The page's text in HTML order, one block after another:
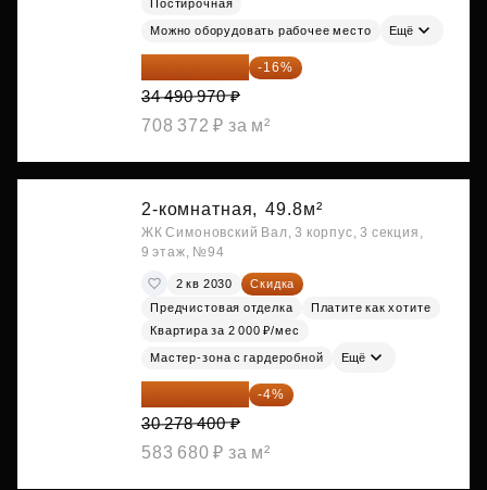
Постирочная
Можно оборудовать рабочее место Ещё
28 972 415 ₽ -16%
34 490 970 ₽
708 372 ₽ за м²
2-комнатная, 49.8м²
ЖК Симоновский Вал, 3 корпус, 3 секция,
9 этаж, №94
2 кв 2030
Скидка
Предчистовая отделка
Платите как хотите
Квартира за 2 000 ₽/мес
Мастер-зона с гардеробной Ещё
29 067 264 ₽ -4%
30 278 400 ₽
583 680 ₽ за м²